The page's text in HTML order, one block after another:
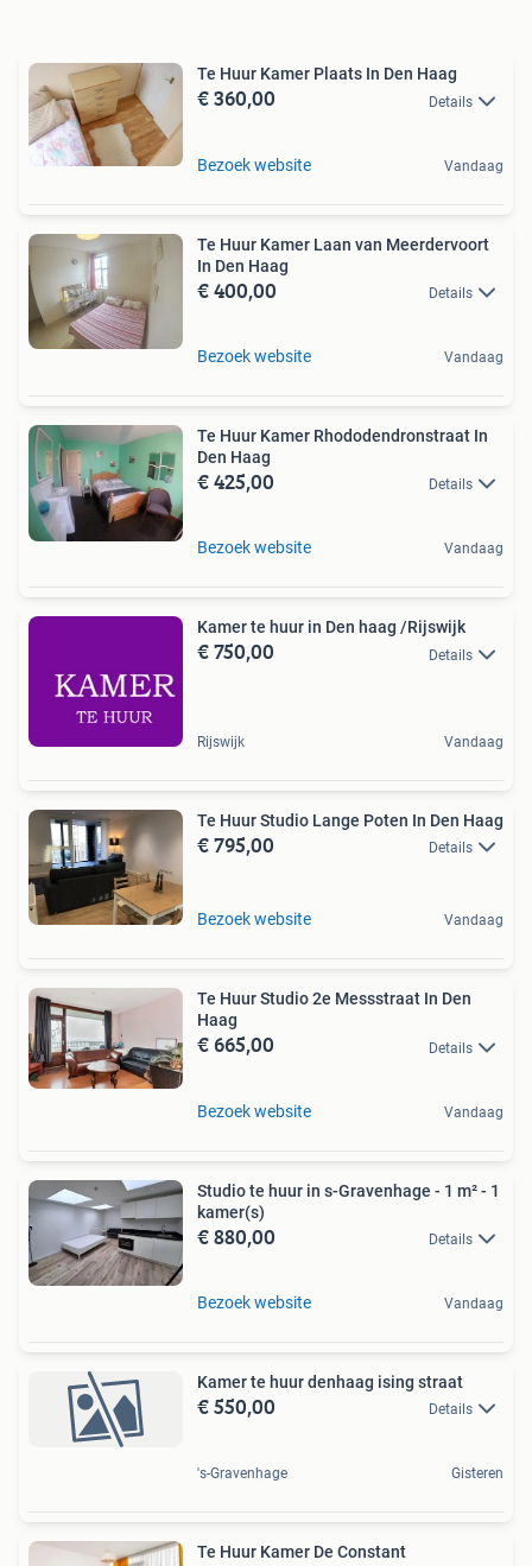
Te Huur Kamer Plaats In Den Haag
€ 360,00 Details
Bezoek website Vandaag
Te Huur Kamer Laan van Meerdervoort
In Den Haag
€ 400,00 Details
Bezoek website Vandaag
Te Huur Kamer Rhododendronstraat In
Den Haag
€ 425,00 Details
Bezoek website Vandaag
Kamer te huur in Den haag /Rijswijk
€ 750,00 Details
Rijswijk Vandaag
Te Huur Studio Lange Poten In Den Haag
€ 795,00 Details
Bezoek website Vandaag
Te Huur Studio 2e Messstraat In Den
Haag
€ 665,00 Details
Bezoek website Vandaag
Studio te huur in s-Gravenhage - 1 m² - 1
kamer(s)
€ 880,00 Details
Bezoek website Vandaag
Kamer te huur denhaag ising straat
€ 550,00 Details
's-Gravenhage Gisteren
Te Huur Kamer De Constant